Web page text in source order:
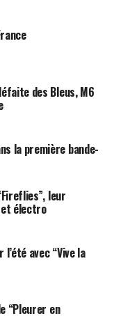
des Bleus, M6
la première bande-
leur
électro
avec “Vive la
“Pleurer en